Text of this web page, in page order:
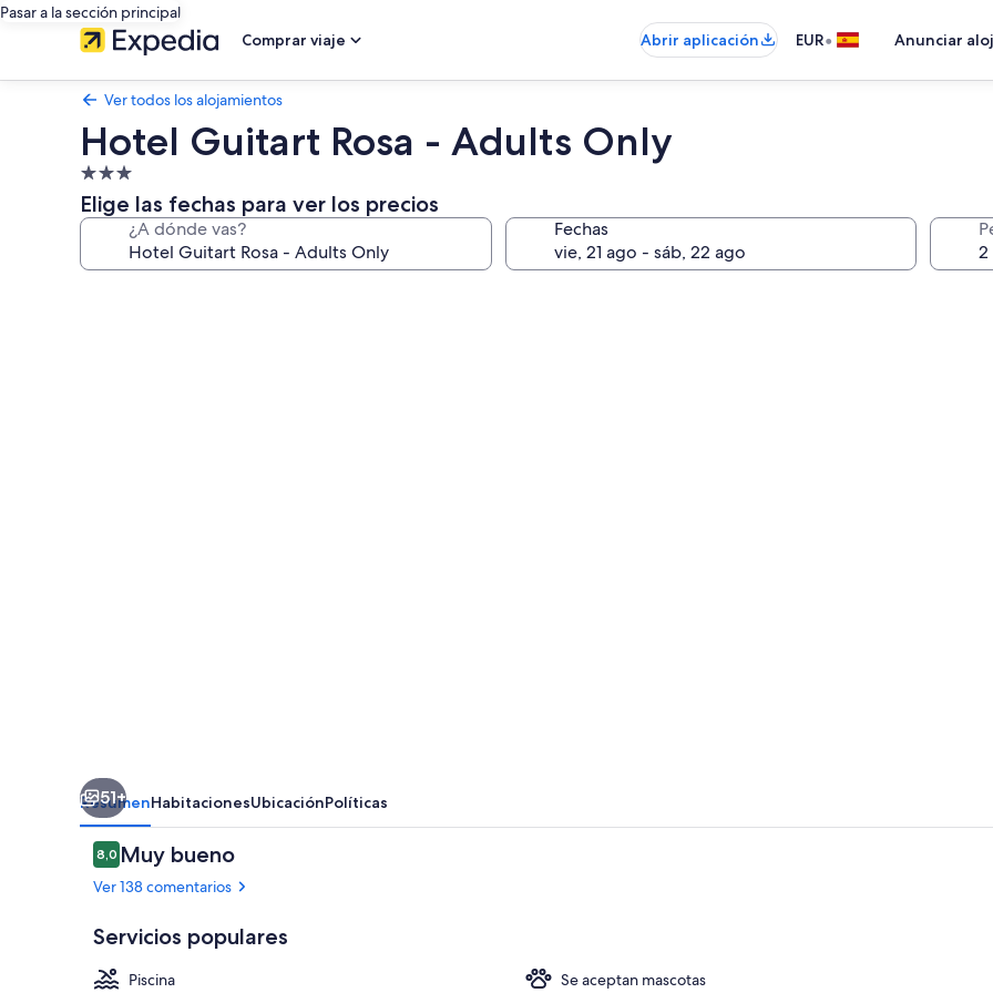
Pasar a la sección principal
Comprar viaje
Abrir aplicación EUR• Anunciar
Ver todos los alojamientos
Hotel Guitart Rosa - Adults Only
Alojamiento
de
3.0 estrellas
Elige las fechas para ver los precios
¿A dónde vas? Fechas
51+
ResumenHabitacionesUbicaciónPolíticas
Comentarios
8,08,0 de 10
Muy bueno
Ver 138 comentarios
Servicios populares
Piscina
Se aceptan mascotas